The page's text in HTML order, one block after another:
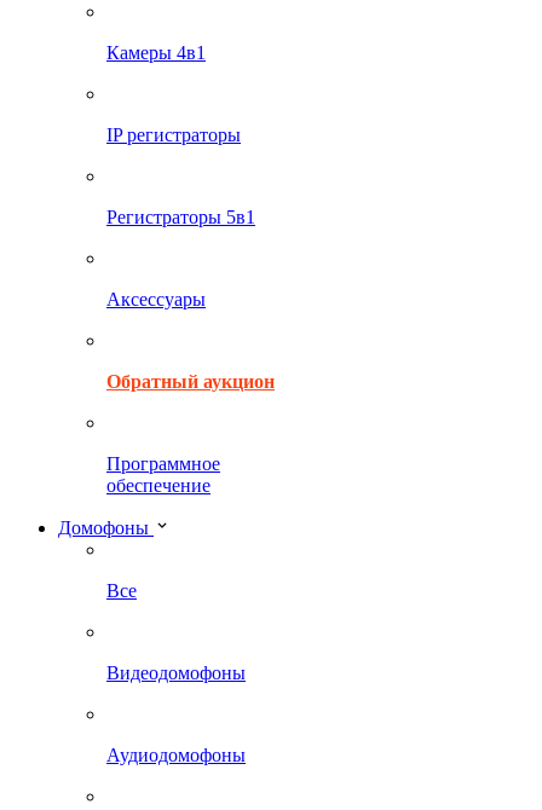
Камеры 4в1
IP регистраторы
Регистраторы 5в1
Аксессуары
Обратный аукцион
Программное
обеспечение
Домофоны
Все
Видеодомофоны
Аудиодомофоны